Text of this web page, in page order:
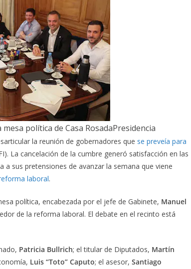
política de Casa RosadaPresidencia
la reunión de gobernadores que se preveía para
La cancelación de la cumbre generó satisfacción en las
sus pretensiones de avanzar la semana que viene
laboral.
política, encabezada por el jefe de Gabinete, Manuel
de la reforma laboral. El debate en el recinto está
Patricia Bullrich; el titular de Diputados, Martín
Luis “Toto” Caputo; el asesor, Santiago